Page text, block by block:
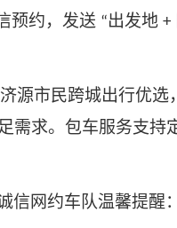
预约，发送 “出发地 +
源市民跨城出行优选
需求。包车服务支持
信网约车队温馨提醒：